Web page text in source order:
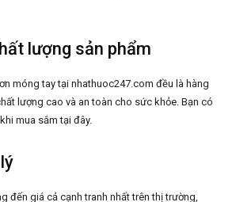
lượng sản phẩm
móng tay tại nhathuoc247.com đều là hàng
lượng cao và an toàn cho sức khỏe. Bạn có
mua sắm tại đây.
đến giá cả cạnh tranh nhất trên thị trường,